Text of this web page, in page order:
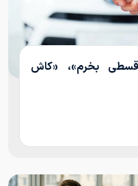
بخرم»، «کاش